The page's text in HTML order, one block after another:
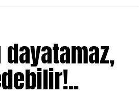
dayatamaz,